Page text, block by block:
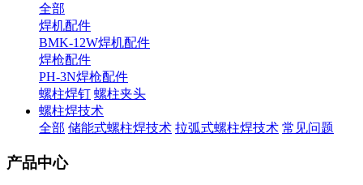
全部
焊机配件
BMK-12W焊机配件
焊枪配件
PH-3N焊枪配件
螺柱焊钉 螺柱夹头
螺柱焊技术
全部 储能式螺柱焊技术 拉弧式螺柱焊技术 常见问题
产品中心